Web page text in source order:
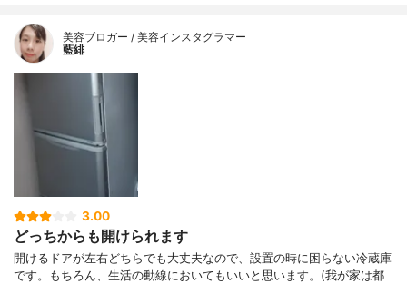
美容ブロガー / 美容インスタグラマー
藍緋
3.00
どっちからも開けられます
開けるドアが左右どちらでも大丈夫なので、設置の時に困らない冷蔵庫
です。もちろん、生活の動線においてもいいと思います。(我が家は都